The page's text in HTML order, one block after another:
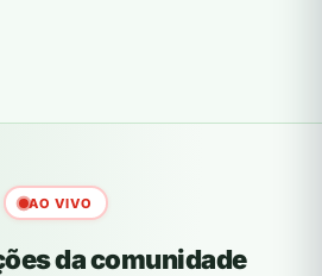
AO VIVO
da comunidade